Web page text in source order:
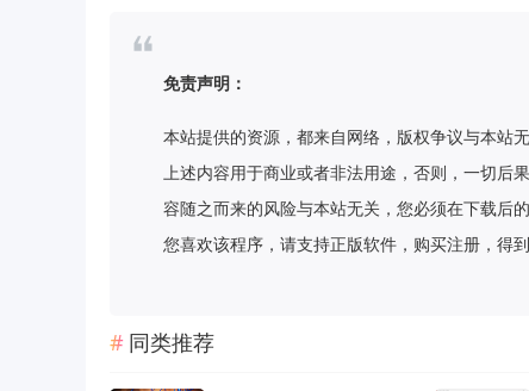
免责声明：
本站提供的资源，都来自网络，版权争议与本站
上述内容用于商业或者非法用途，否则，一切后
容随之而来的风险与本站无关，您必须在下载后
您喜欢该程序，请支持正版软件，购买注册，得
同类推荐